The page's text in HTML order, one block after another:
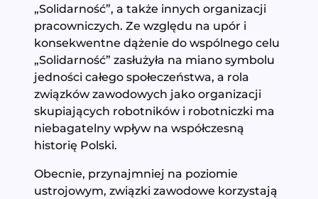
„Solidarność”, a także innych organizacji
pracowniczych. Ze względu na upór i
konsekwentne dążenie do wspólnego celu
„Solidarność” zasłużyła na miano symbolu
jedności całego społeczeństwa, a rola
związków zawodowych jako organizacji
skupiających robotników i robotniczki ma
niebagatelny wpływ na współczesną
historię Polski.
Obecnie, przynajmniej na poziomie
ustrojowym, związki zawodowe korzystają